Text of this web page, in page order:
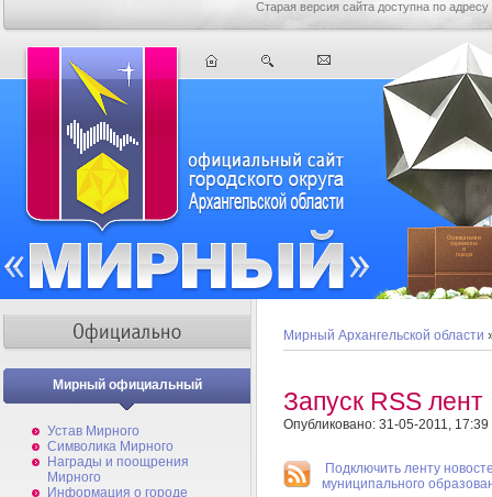
Старая версия сайта доступна по адресу
Мирный официальный
Устав Мирного
Символика Мирного
Награды и поощрения
Мирного
Информация о городе
Мирный Архангельской области
Запуск RSS лент
Опубликовано: 31-05-2011, 17:39
Подключить ленту
муниципального